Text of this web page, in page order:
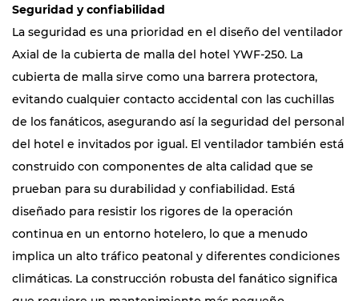
Seguridad y confiabilidad
La seguridad es una prioridad en el diseño del ventilador
Axial de la cubierta de malla del hotel YWF-250. La
cubierta de malla sirve como una barrera protectora,
evitando cualquier contacto accidental con las cuchillas
de los fanáticos, asegurando así la seguridad del personal
del hotel e invitados por igual. El ventilador también está
construido con componentes de alta calidad que se
prueban para su durabilidad y confiabilidad. Está
diseñado para resistir los rigores de la operación
continua en un entorno hotelero, lo que a menudo
implica un alto tráfico peatonal y diferentes condiciones
climáticas. La construcción robusta del fanático significa